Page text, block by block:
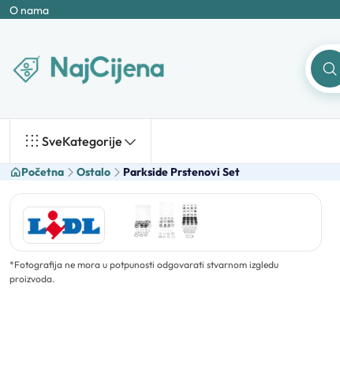
O nama
SveKategorije
Početna Ostalo Parkside Prstenovi Set
*Fotografija ne mora u potpunosti odgovarati stvarnom izgledu
proizvoda.